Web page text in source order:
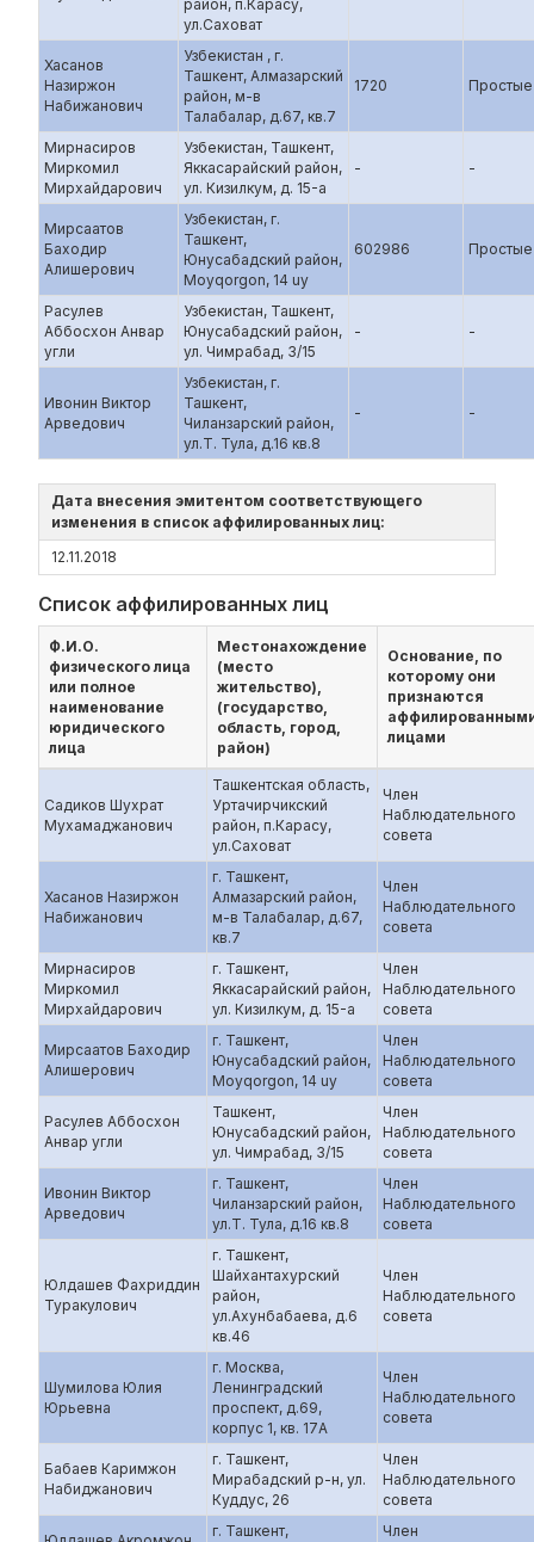
район, п.Карасу,
ул.Саховат
Хасанов
Назиржон
Набижанович
Узбекистан , г.
Ташкент, Алмазарский
район, м-в
Талабалар, д.67, кв.7
1720 Простые
Мирнасиров
Миркомил
Мирхайдарович
Узбекистан, Ташкент,
Яккасарайский район,
ул. Кизилкум, д. 15-а
- -
Мирсаатов
Баходир
Алишерович
Узбекистан, г.
Ташкент,
Юнусабадский район,
Moyqorgon, 14 uy
602986 Простые
Расулев
Аббосхон Анвар
угли
Узбекистан, Ташкент,
Юнусабадский район,
ул. Чимрабад, 3/15
- -
Ивонин Виктор
Арведович
Узбекистан, г.
Ташкент,
Чиланзарский район,
ул.Т. Тула, д.16 кв.8
- -
Дата внесения эмитентом соответствующего
изменения в список аффилированных лиц:
12.11.2018
Список аффилированных лиц
Ф.И.О.
физического лица
или полное
наименование
юридического
лица
Местонахождение
(место
жительство),
(государство,
область, город,
район)
Основание, по
которому они
признаются
лицами
Садиков Шухрат
Мухамаджанович
Ташкентская область,
Уртачирчикский
район, п.Карасу,
ул.Саховат
Член
Наблюдательного
совета
Хасанов Назиржон
Набижанович
г. Ташкент,
Алмазарский район,
м-в Талабалар, д.67,
кв.7
Член
Наблюдательного
совета
Мирнасиров
Миркомил
Мирхайдарович
г. Ташкент,
Яккасарайский район,
ул. Кизилкум, д. 15-а
Член
Наблюдательного
совета
Мирсаатов Баходир
Алишерович
г. Ташкент,
Юнусабадский район,
Moyqorgon, 14 uy
Член
Наблюдательного
совета
Расулев Аббосхон
Анвар угли
Ташкент,
Юнусабадский район,
ул. Чимрабад, 3/15
Член
Наблюдательного
совета
Ивонин Виктор
Арведович
г. Ташкент,
Чиланзарский район,
ул.Т. Тула, д.16 кв.8
Член
Наблюдательного
совета
Юлдашев Фахриддин
Туракулович
г. Ташкент,
Шайхантахурский
район,
ул.Ахунбабаева, д.6
кв.46
Член
Наблюдательного
совета
Шумилова Юлия
Юрьевна
г. Москва,
Ленинградский
проспект, д.69,
корпус 1, кв. 17А
Член
Наблюдательного
совета
Бабаев Каримжон
Набиджанович
г. Ташкент,
Мирабадский р-н, ул.
Куддус, 26
Член
Наблюдательного
совета
г. Ташкент, Член